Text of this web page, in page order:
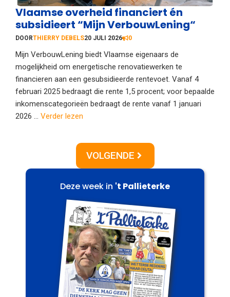
Vlaamse overheid financiert én
subsidieert “Mijn VerbouwLening“
DOORTHIERRY DEBELS20 JULI 2026 0
Mijn VerbouwLening biedt Vlaamse eigenaars de
mogelijkheid om energetische renovatiewerken te
financieren aan een gesubsidieerde rentevoet. Vanaf 4
februari 2025 bedraagt die rente 1,5 procent; voor bepaalde
inkomenscategorieën bedraagt de rente vanaf 1 januari
2026 ... Verder lezen
VOLGENDE
Deze week in 't Pallieterke